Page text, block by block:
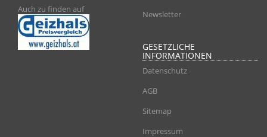
Auch zu finden auf
Newsletter
GESETZLICHE
INFORMATIONEN
Datenschutz
AGB
Sitemap
Impressum